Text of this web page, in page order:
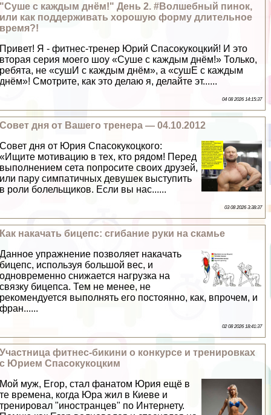
"Суше с каждым днём!" День 2. #Волшебный пинок,
или как поддерживать хорошую форму длительное
время?!
Привет! Я - фитнес-тренер Юрий Спасокукоцкий! И это
вторая серия моего шоу «Суше с каждым днём!» Только,
ребята, не «сушИ с каждым днём», а «сушЕ с каждым
днём»! Смотрите, как это делаю я, делайте эт......
04 08 2026 14:15:37
Совет дня от Вашего тренера — 04.10.2012
Совет дня от Юрия Спасокукоцкого:
«Ищите мотивацию в тех, кто рядом! Перед
выполнением сета попросите своих друзей,
или пару симпатичных дeвyшек выступить
в роли болельщиков. Если вы нас......
03 08 2026 3:38:37
Как накачать бицепс: сгибание руки на скамье
Данное упражнение позволяет накачать
бицепс, используя большой вес, и
одновременно снижается нагрузка на
связку бицепса. Тем не менее, не
рекомендуется выполнять его постоянно, как, впрочем, и
фран......
02 08 2026 18:41:37
Участница фитнес-бикини о конкурсе и тренировках
с Юрием Спасокукоцким
Мой муж, Егор, стал фанатом Юрия ещё в
те времена, когда Юра жил в Киеве и
тренировал "иностранцев" по Интернету.